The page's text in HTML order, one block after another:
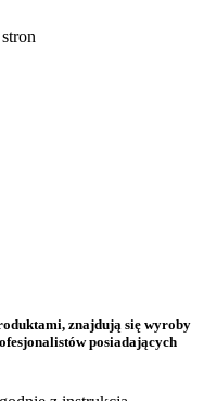
znajdują się wyroby
posiadających